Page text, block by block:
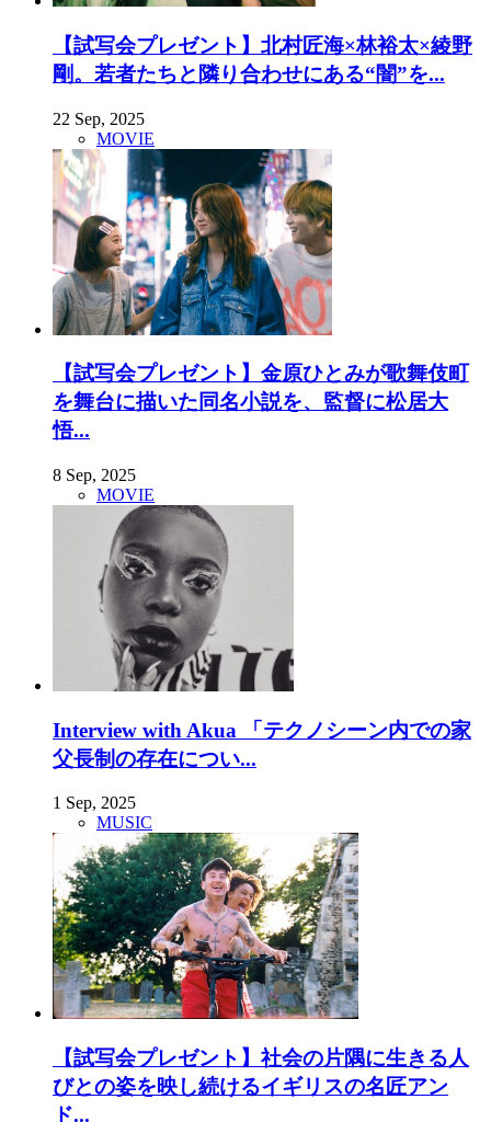
【試写会プレゼント】北村匠海×林裕太×綾野
剛。若者たちと隣り合わせにある“闇”を...
22 Sep, 2025
MOVIE
【試写会プレゼント】金原ひとみが歌舞伎町
を舞台に描いた同名小説を、監督に松居大
悟...
8 Sep, 2025
MOVIE
Interview with Akua 「テクノシーン内での家
父長制の存在につい...
1 Sep, 2025
MUSIC
【試写会プレゼント】社会の片隅に生きる人
びとの姿を映し続けるイギリスの名匠アン
ド...